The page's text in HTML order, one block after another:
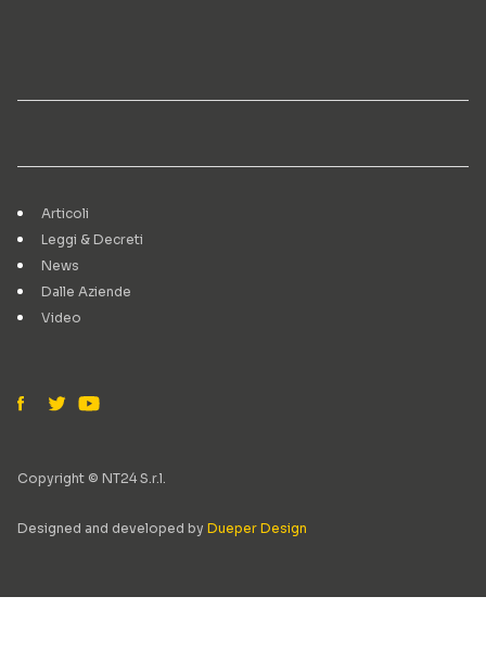
Articoli
Leggi & Decreti
News
Dalle Aziende
Video
Copyright © NT24 S.r.l.
Designed and developed by Dueper Design